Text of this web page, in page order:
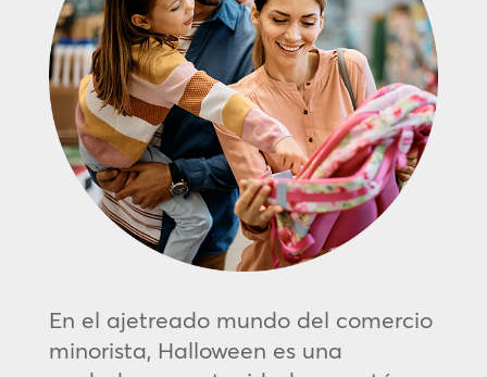
En el ajetreado mundo del comercio
minorista, Halloween es una